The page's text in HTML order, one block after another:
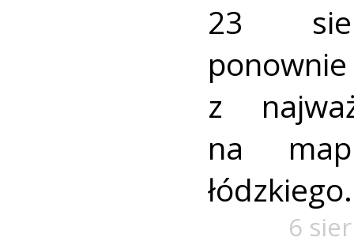
23
z
na
łódzkiego.
6